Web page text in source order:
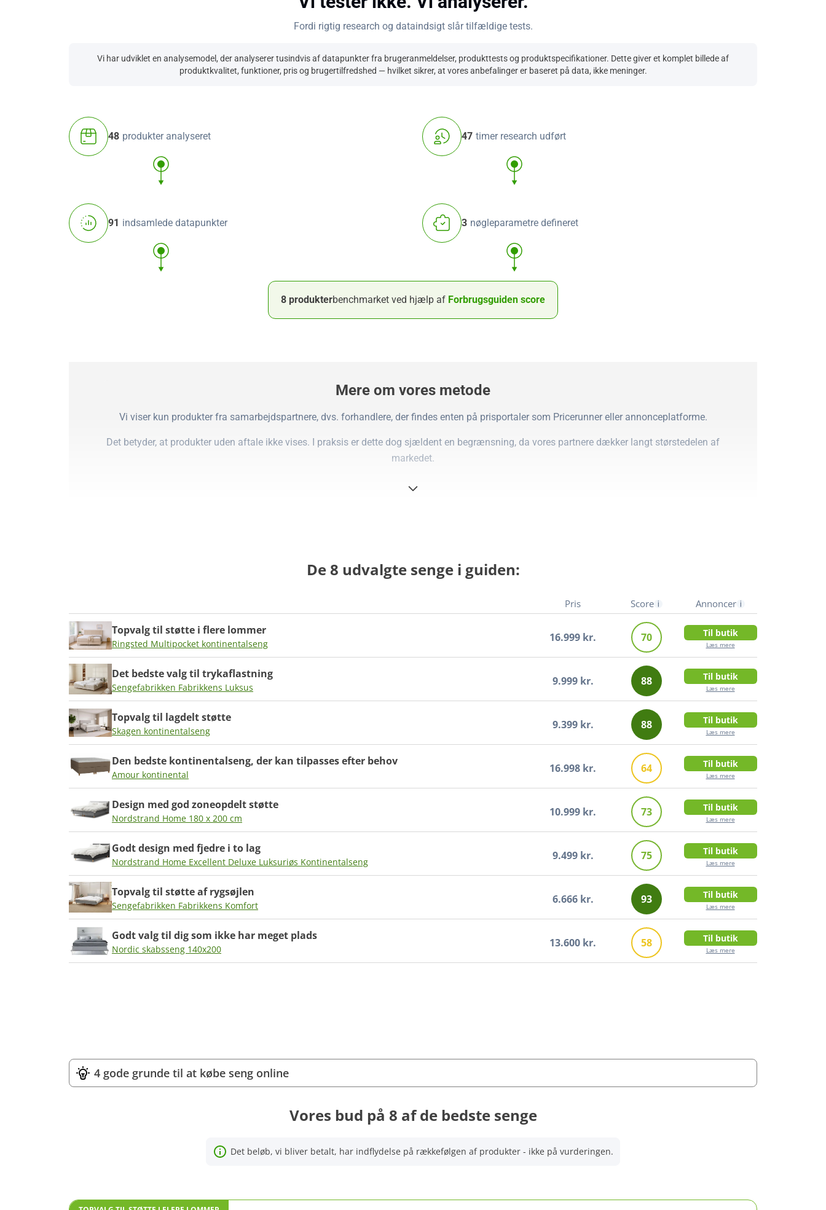
Fordi rigtig research og dataindsigt slår tilfældige tests.
Vi har udviklet en analysemodel, der analyserer tusindvis af datapunkter fra brugeranmeldelser, produkttests og produktspecifikationer. Dette giver et komplet billede af
produktkvalitet, funktioner, pris og brugertilfredshed — hvilket sikrer, at vores anbefalinger er baseret på data, ikke meninger.
48 produkter analyseret 47 timer research udført
91 indsamlede datapunkter 3 nøgleparametre defineret
8 produkterbenchmarket ved hjælp af Forbrugsguiden score
Mere om vores metode
Vi viser kun produkter fra samarbejdspartnere, dvs. forhandlere, der findes enten på prisportaler som Pricerunner eller annonceplatforme.
Det betyder, at produkter uden aftale ikke vises. I praksis er dette dog sjældent en begrænsning, da vores partnere dækker langt størstedelen af
markedet.
Ovennævnte faktorer er opsummeret i det, vi kalder en Forbrugsguiden-score, som er summen af pointene i forhold til produktets pris. Dette giver
Vores metode bygger på analyse og data, men da vi anvender reklamelinks, når vi henviser til produkter, er vi per definition ikke uafhængige.
Vores tilgang beror på research og analyse af ovenstående parametre, og således ikke egne tests.
De 8 udvalgte senge i guiden:
Pris Score Annoncer
Topvalg til støtte i flere lommer
Ringsted Multipocket kontinentalseng 16.999 kr. 70 Til butik
Læs mere
Det bedste valg til trykaflastning
Sengefabrikken Fabrikkens Luksus 9.999 kr. 88 Til butik
Læs mere
Topvalg til lagdelt støtte
Skagen kontinentalseng 9.399 kr. 88 Til butik
Læs mere
Den bedste kontinentalseng, der kan tilpasses efter behov
Amour kontinental 16.998 kr. 64 Til butik
Læs mere
Design med god zoneopdelt støtte
Nordstrand Home 180 x 200 cm 10.999 kr. 73 Til butik
Læs mere
Godt design med fjedre i to lag
Nordstrand Home Excellent Deluxe Luksuriøs Kontinentalseng 9.499 kr. 75 Til butik
Læs mere
Topvalg til støtte af rygsøjlen
Sengefabrikken Fabrikkens Komfort 6.666 kr. 93 Til butik
Læs mere
Godt valg til dig som ikke har meget plads
Nordic skabsseng 140x200 13.600 kr. 58 Til butik
Læs mere
4 gode grunde til at købe seng online
Vores bud på 8 af de bedste senge
Det beløb, vi bliver betalt, har indflydelse på rækkefølgen af produkter - ikke på vurderingen.